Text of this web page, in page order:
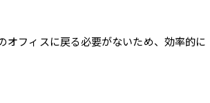
オフィスに戻る必要がないため、効率的に